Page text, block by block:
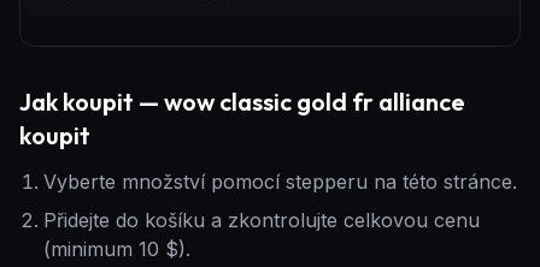
Jak koupit — wow classic gold fr alliance
koupit
Vyberte množství pomocí stepperu na této stránce.
Přidejte do košíku a zkontrolujte celkovou cenu
(minimum 10 $).